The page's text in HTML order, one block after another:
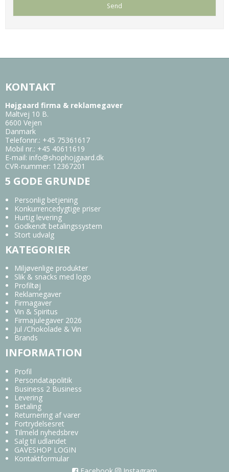
KONTAKT
Højgaard firma & reklamegaver
Maltvej 10 B.
6600 Vejen
Danmark
Telefonnr.: +45 75361617
Mobil nr.: +45 40611619
E-mail: info@shophojgaard.dk
CVR-nummer: 12367201
5 GODE GRUNDE
Personlig betjening
Konkurrencedygtige priser
Hurtig levering
Godkendt betalingssystem
Stort udvalg
KATEGORIER
Miljøvenlige produkter
Slik & snacks med logo
Profiltøj
Reklamegaver
Firmagaver
Vin & Spiritus
Firmajulegaver 2026
Jul /Chokolade & Vin
Brands
INFORMATION
Profil
Persondatapolitik
Business 2 Business
Levering
Betaling
Returnering af varer
Fortrydelsesret
Tilmeld nyhedsbrev
Salg til udlandet
GAVESHOP LOGIN
Kontaktformular